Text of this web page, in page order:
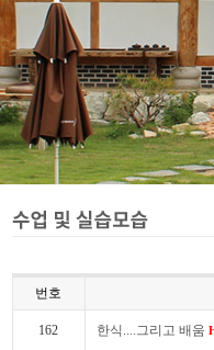
번호
162 한식....그리고 배움